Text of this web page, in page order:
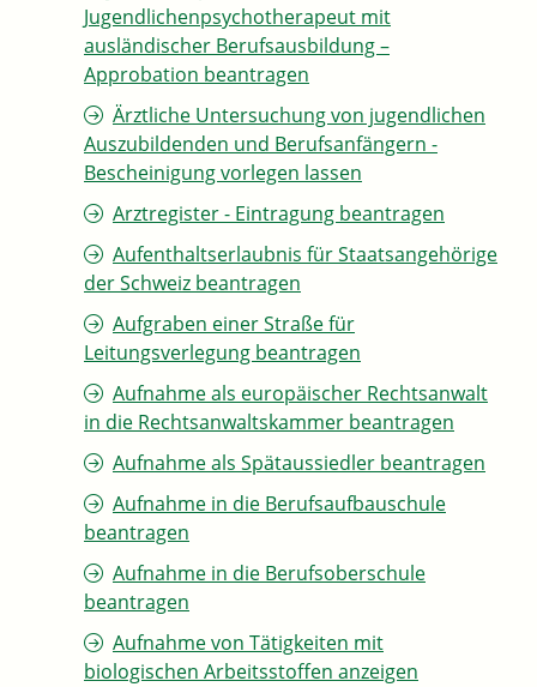
Jugendlichenpsychotherapeut mit
ausländischer Berufsausbildung –
Approbation beantragen
Ärztliche Untersuchung von jugendlichen
Auszubildenden und Berufsanfängern -
Bescheinigung vorlegen lassen
Arztregister - Eintragung beantragen
Aufenthaltserlaubnis für Staatsangehörige
der Schweiz beantragen
Aufgraben einer Straße für
Leitungsverlegung beantragen
Aufnahme als europäischer Rechtsanwalt
in die Rechtsanwaltskammer beantragen
Aufnahme als Spätaussiedler beantragen
Aufnahme in die Berufsaufbauschule
beantragen
Aufnahme in die Berufsoberschule
beantragen
Aufnahme von Tätigkeiten mit
biologischen Arbeitsstoffen anzeigen